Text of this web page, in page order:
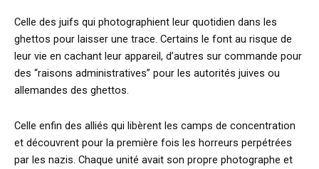
Celle des juifs qui photographient leur quotidien dans les
ghettos pour laisser une trace. Certains le font au risque de
leur vie en cachant leur appareil, d’autres sur commande pour
des “raisons administratives” pour les autorités juives ou
allemandes des ghettos.
Celle enfin des alliés qui libèrent les camps de concentration
et découvrent pour la première fois les horreurs perpétrées
par les nazis. Chaque unité avait son propre photographe et